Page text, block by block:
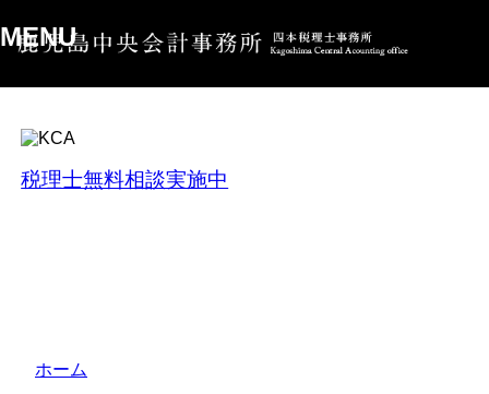
税理士無料相談実施中
MENU
ホーム